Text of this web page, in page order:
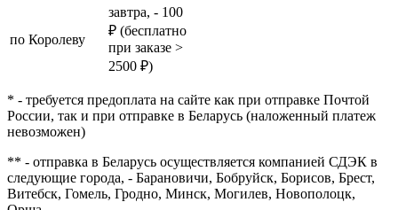
по Королеву
завтра, - 100
₽ (бесплатно
при заказе >
2500 ₽)
* - требуется предоплата на сайте как при отправке Почтой
России, так и при отправке в Беларусь (наложенный платеж
невозможен)
** - отправка в Беларусь осуществляется компанией СДЭК в
следующие города, - Барановичи, Бобруйск, Борисов, Брест,
Витебск, Гомель, Гродно, Минск, Могилев, Новополоцк,